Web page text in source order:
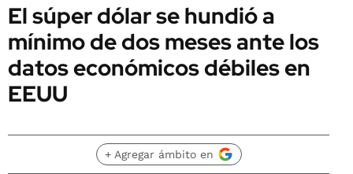
El súper dólar se hundió a
mínimo de dos meses ante los
datos económicos débiles en
EEUU
+ Agregar ámbito en